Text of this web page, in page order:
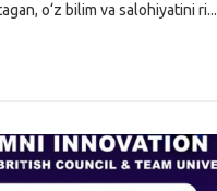
o‘z bilim va salohiyatini ri...